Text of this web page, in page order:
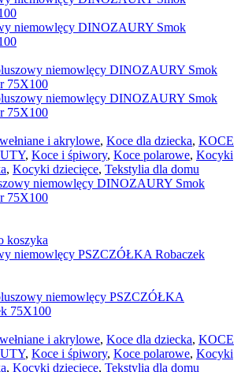
i akrylowe, Koce dla dziecka, KOCE
, Koce i śpiwory, Koce polarowe, Kocyki
, Kocyki dziecięce, Tekstylia dla domu
niemowlęcy DINOZAURY Smok
75X100
koszyka
i akrylowe, Koce dla dziecka, KOCE
, Koce i śpiwory, Koce polarowe, Kocyki
, Kocyki dziecięce, Tekstylia dla domu